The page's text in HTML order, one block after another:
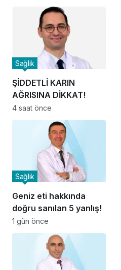
ŞİDDETLİ KARIN
AĞRISINA DİKKAT!
Sağlık
4 saat önce
Geniz eti hakkında
doğru sanılan 5 yanlış!
Sağlık
1 gün önce